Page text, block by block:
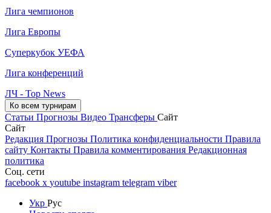
Лига чемпионов
Лига Европы
Суперкубок УЕФА
Лига конференций
ЛЧ - Top News
Ко всем турнирам
Статьи Прогнозы Видео Трансферы Сайт
Сайт
Редакция Прогнозы Политика конфиденциальности Правила
сайту Контакты Правила комментирования Редакционная
политика
Соц. сети
facebook x youtube instagram telegram viber
Укр Рус